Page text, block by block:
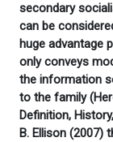
secondary
can be
huge advantage
only conveys
the information
to the family
Definition,
B. Ellison (2007)